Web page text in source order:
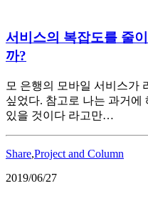
서비스의 복잡도를 줄
까?
모 은행의 모바일 서비스가
싶었다. 참고로 나는 과거에
있을 것이다 라고만…
Share,Project and Column
2019/06/27